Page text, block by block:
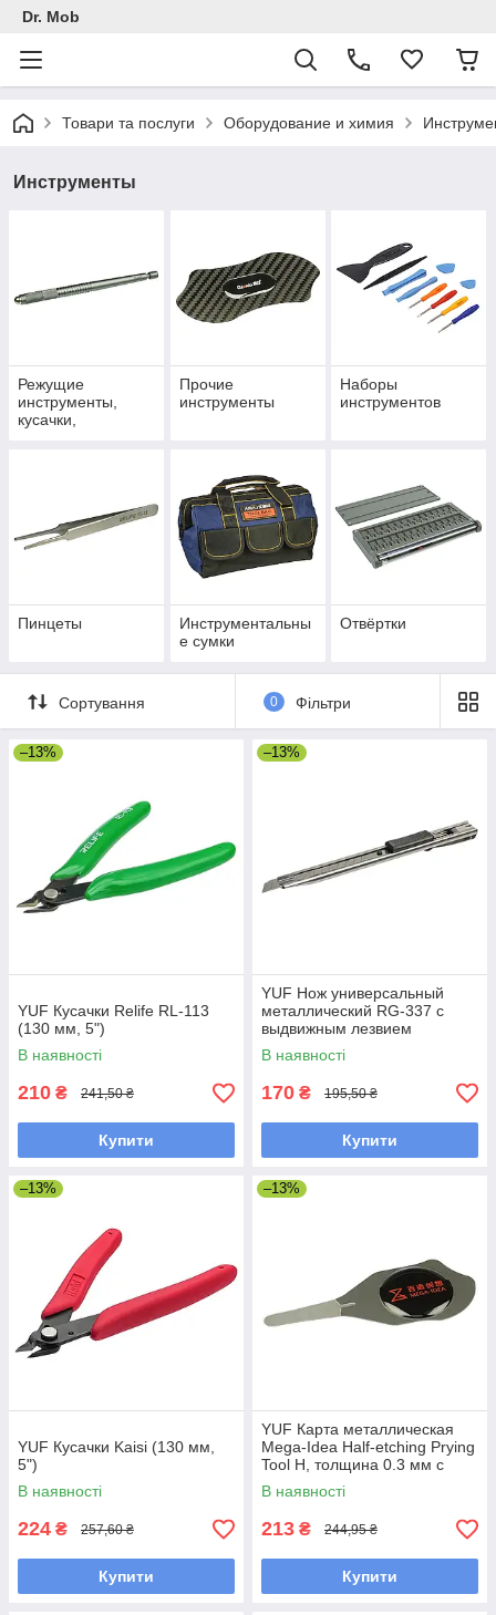
Dr. Mob
Товари та послуги Оборудование и химия
Инструменты
Режущие
инструменты,
кусачки,
Прочие
инструменты
Наборы
инструментов
Пинцеты
Инструментальны
е сумки
Отвёртки
Сортування 0 Фільтри
–13%
YUF Кусачки Relife RL-113
(130 мм, 5")
В наявності
210 ₴ 241,50 ₴
Купити
–13%
YUF Нож универсальный
металлический RG-337 с
выдвижным лезвием
В наявності
170 ₴ 195,50 ₴
Купити
–13%
YUF Кусачки Kaisi (130 мм,
5")
В наявності
224 ₴ 257,60 ₴
Купити
–13%
YUF Карта металлическая
Mega-Idea Half-etching Prying
Tool H, толщина 0.3 мм с
тонким наконечником 0.16
мм
В наявності
213 ₴ 244,95 ₴
Купити